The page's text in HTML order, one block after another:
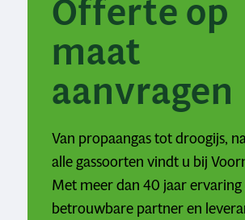
Offerte op
maat
aanvragen
Van propaangas tot droogijs,
alle gassoorten vindt u bij
Met meer dan 40 jaar
betrouwbare partner en